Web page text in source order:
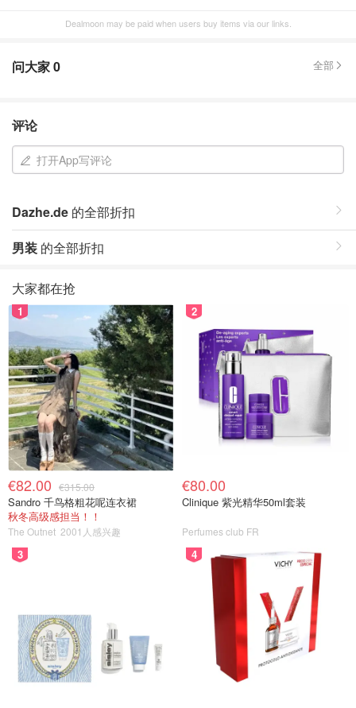
Dealmoon may be paid when users buy items via our links.
问大家0 全部
评论
打开App写评论
Dazhe.de 的全部折扣
男装 的全部折扣
大家都在抢
1
€82.00 €315.00
Sandro 千鸟格粗花呢连衣裙
秋冬高级感担当！！
The Outnet 2001人感兴趣
2
€80.00
Clinique 紫光精华50ml套装
Perfumes club FR
3 4